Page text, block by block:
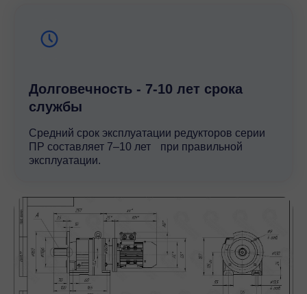
Долговечность - 7-10 лет срока
службы
Средний срок эксплуатации редукторов серии
ПР составляет 7–10 лет при правильной
эксплуатации.